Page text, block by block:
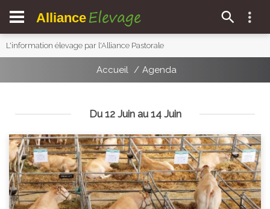
Alliance Elevage
L'information élevage par l'Alliance Pastorale
Accueil Agenda
Du 12 Juin au 14 Juin